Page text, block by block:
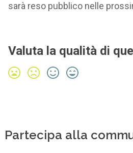
sarà reso pubblico nelle
Valuta la qualità di
Partecipa alla